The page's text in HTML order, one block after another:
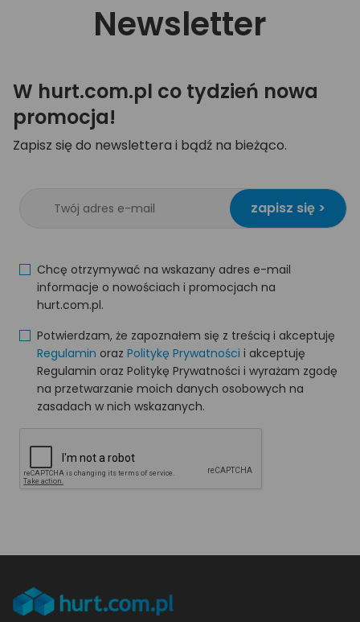
Newsletter
W hurt.com.pl co tydzień nowa
promocja!
Zapisz się do newslettera i bądź na bieżąco.
zapisz się >
Chcę otrzymywać na wskazany adres e-mail
informacje o nowościach i promocjach na
hurt.com.pl.
Potwierdzam, że zapoznałem się z treścią i akceptuję
Regulamin oraz Politykę Prywatności i akceptuję
Regulamin oraz Politykę Prywatności i wyrażam zgodę
na przetwarzanie moich danych osobowych na
zasadach w nich wskazanych.